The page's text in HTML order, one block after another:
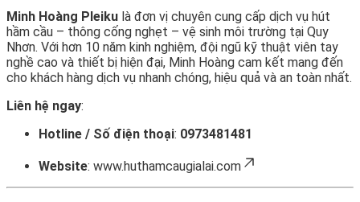
Minh Hoàng Pleiku là đơn vị chuyên cung cấp dịch vụ hút
hầm cầu – thông cống nghẹt – vệ sinh môi trường tại Quy
Nhơn. Với hơn 10 năm kinh nghiệm, đội ngũ kỹ thuật viên tay
nghề cao và thiết bị hiện đại, Minh Hoàng cam kết mang đến
cho khách hàng dịch vụ nhanh chóng, hiệu quả và an toàn nhất.
Liên hệ ngay:
Hotline / Số điện thoại: 0973481481
Website: www.huthamcaugialai.com